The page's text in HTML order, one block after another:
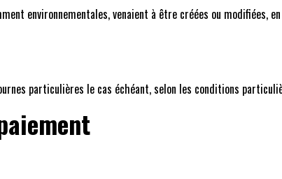
environnementales, venaient à être créées ou modifiées,
particulières le cas échéant, selon les conditions